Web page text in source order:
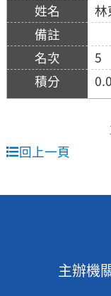
林
5
0.0
回上一頁
主辦機